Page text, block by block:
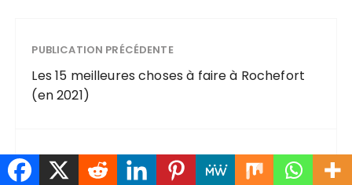
PUBLICATION PRÉCÉDENTE
Les 15 meilleures choses à faire à Rochefort
(en 2021)
PUBLICATION SUIVANTE